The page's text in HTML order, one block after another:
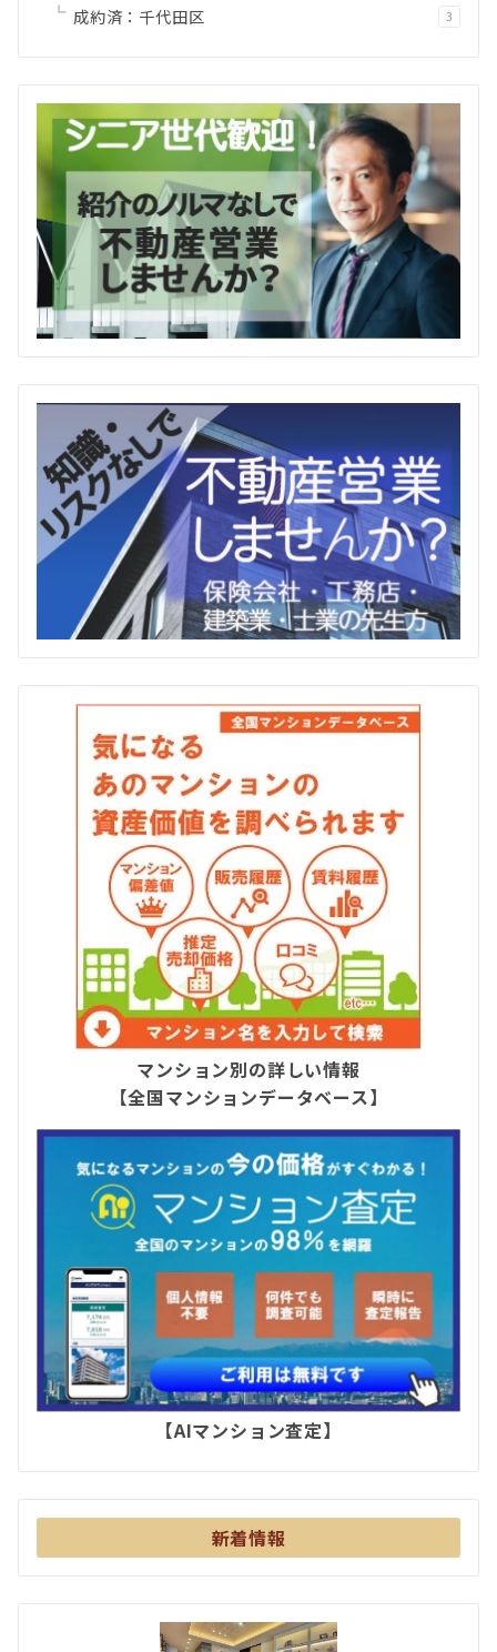
成約済：千代田区 3
マンション別の詳しい情報
【全国マンションデータベース】
【AIマンション査定】
新着情報